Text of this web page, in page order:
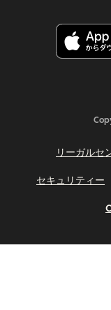
リーガルセ
セキュリティー